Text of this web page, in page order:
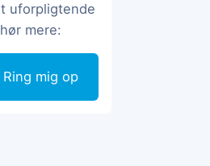
uforpligtende
mere:
Ring mig op